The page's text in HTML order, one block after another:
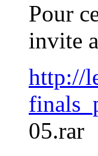
Pour
invite
http://
05.rar